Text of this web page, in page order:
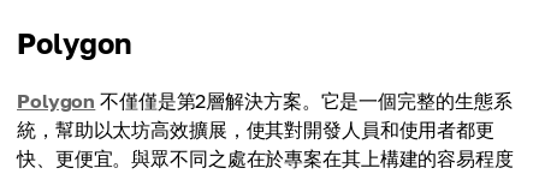
Polygon
Polygon 不僅僅是第2層解決方案。它是一個完整的生態系
統，幫助以太坊高效擴展，使其對開發人員和使用者都更
快、更便宜。與眾不同之處在於專案在其上構建的容易程度